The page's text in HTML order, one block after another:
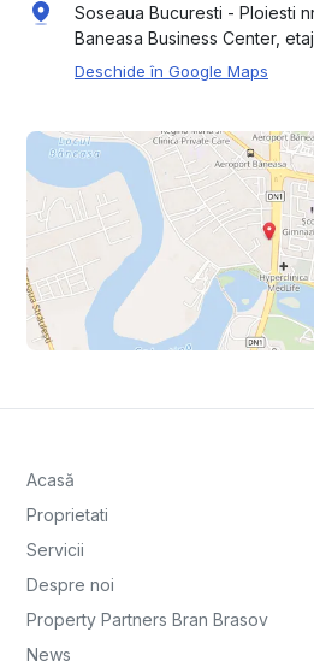
Soseaua Bucuresti - Ploiesti
Baneasa Business Center,
Deschide în Google Maps
Acasă
Proprietati
Servicii
Despre noi
Property Partners Bran Brasov
News